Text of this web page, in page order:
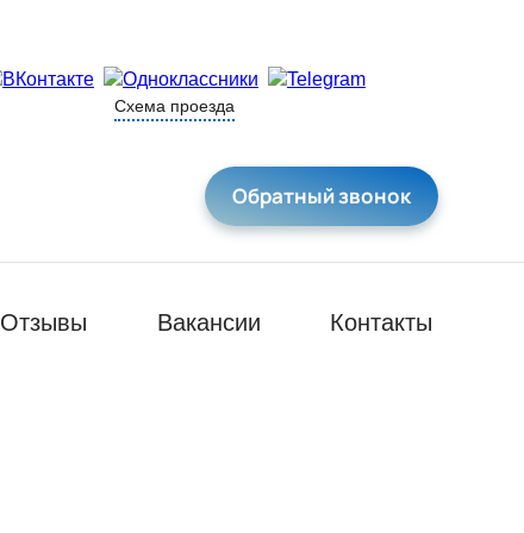
Схема проезда
Обратный звонок
Отзывы Вакансии Контакты